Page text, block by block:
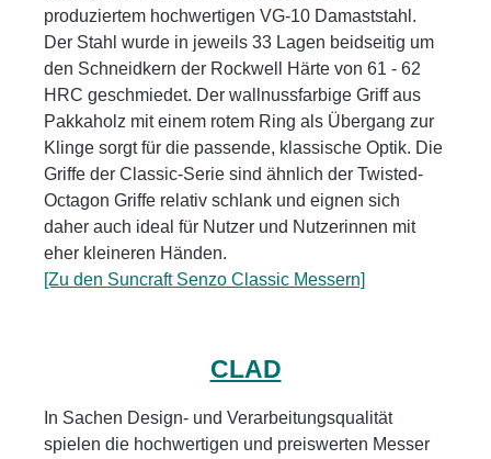
produziertem hochwertigen VG-10 Damaststahl.
Der Stahl wurde in jeweils 33 Lagen beidseitig um
den Schneidkern der Rockwell Härte von 61 - 62
HRC geschmiedet. Der wallnussfarbige Griff aus
Pakkaholz mit einem rotem Ring als Übergang zur
Klinge sorgt für die passende, klassische Optik. Die
Griffe der Classic-Serie sind ähnlich der Twisted-
Octagon Griffe relativ schlank und eignen sich
daher auch ideal für Nutzer und Nutzerinnen mit
eher kleineren Händen.
[Zu den Suncraft Senzo Classic Messern]
CLAD
In Sachen Design- und Verarbeitungsqualität
spielen die hochwertigen und preiswerten Messer